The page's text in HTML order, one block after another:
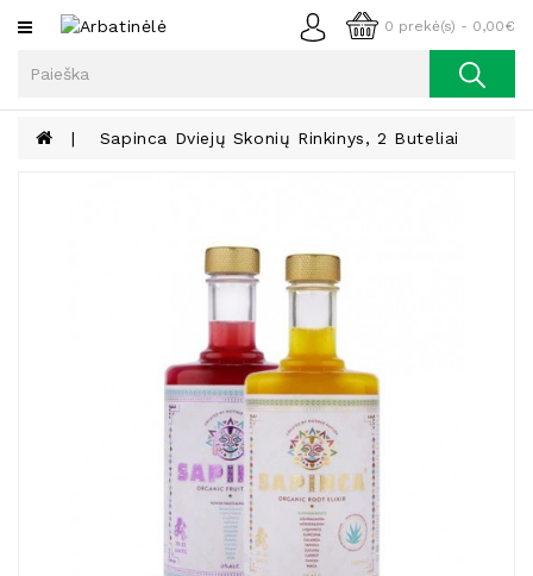
0 prekė(s) - 0,00€
Kategorijos
Kava
Sapinca Dviejų Skonių Rinkinys, 2 Buteliai